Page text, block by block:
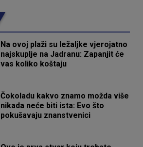
Na ovoj plaži su ležaljke vjerojatno
najskuplje na Jadranu: Zapanjit će
vas koliko koštaju
Čokoladu kakvo znamo možda više
nikada neće biti ista: Evo što
pokušavaju znanstvenici